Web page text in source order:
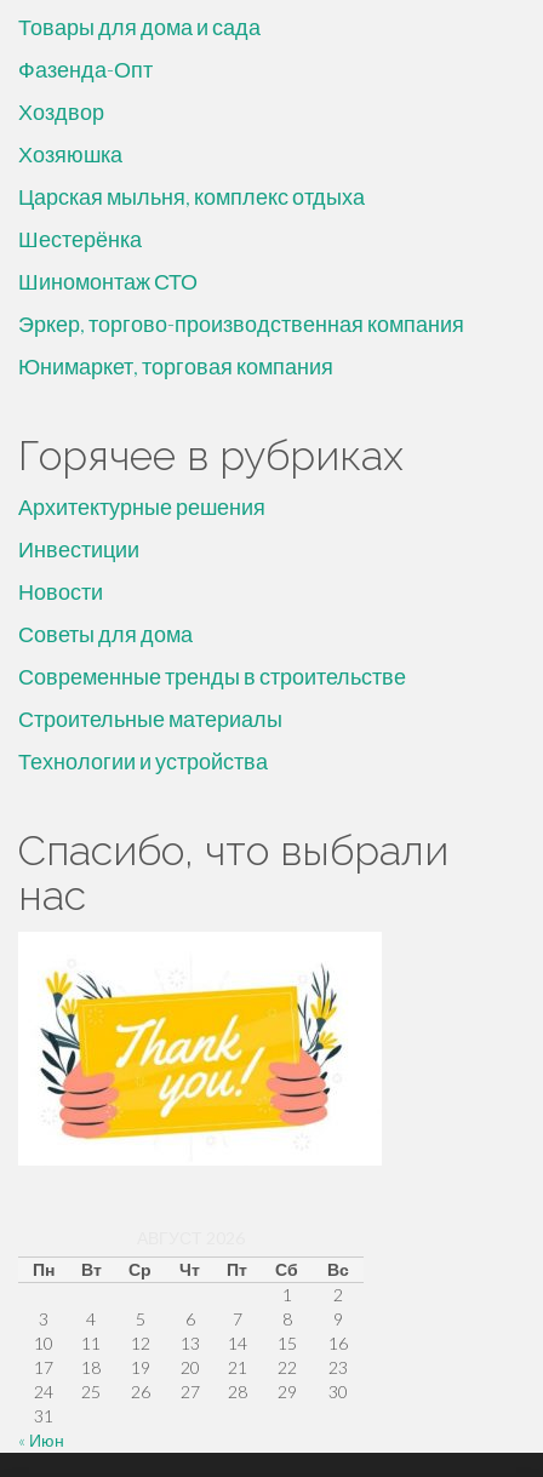
Товары для дома и сада
Фазенда-Опт
Хоздвор
Хозяюшка
Царская мыльня, комплекс отдыха
Шестерёнка
Шиномонтаж СТО
Эркер, торгово-производственная компания
Юнимаркет, торговая компания
Горячее в рубриках
Архитектурные решения
Инвестиции
Новости
Советы для дома
Современные тренды в строительстве
Строительные материалы
Технологии и устройства
Спасибо, что выбрали
нас
Пн
Вт Ср Чт Пт Сб
Вс
1
2
3
4 5 6 7 8
9
10
11 12 13 14 15
16
17
18 19 20 21 22
23
24
25 26 27 28 29
30
31
« Июн